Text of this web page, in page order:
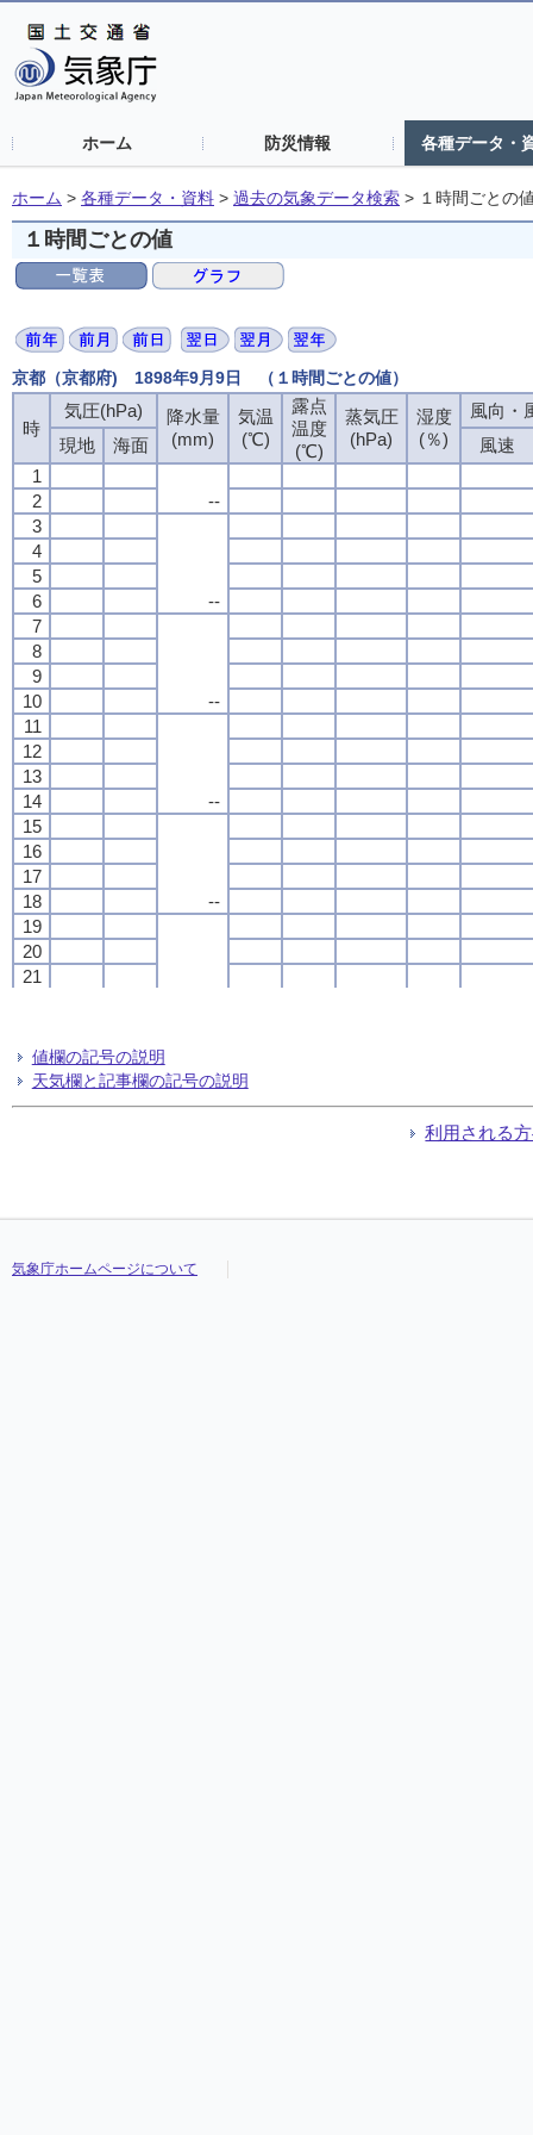
ホーム 防災情報 各種データ・
ホーム > 各種データ・資料 > 過去の気象データ検索 > １時間ごとの
１時間ごとの値
京都（京都府) 1898年9月9日 （１時間ごとの値）
時
気圧(hPa)
降水量
(mm)
気温
(℃)
露点
温度
(℃)
蒸気圧
(hPa)
湿度
(％)
風向・
現地
海面
風速
1
--
2
3
--
4
5
6
7
--
8
9
10
11
--
12
13
14
15
--
16
17
18
19
20
21
24
時
気圧(hPa)
降水量
(mm)
気温
(℃)
露点
温度
(℃)
蒸気圧
(hPa)
湿度
(％)
風向・
現地
海面
風速
1
--
2
3
--
4
5
6
7
--
8
9
10
11
--
12
13
14
15
--
16
17
18
19
20
21
24
時
気圧(hPa)
降水量
(mm)
気温
(℃)
露点
温度
(℃)
蒸気圧
(hPa)
湿度
(％)
風向・
現地
海面
風速
1
--
2
3
--
4
5
6
7
--
8
9
10
11
--
12
13
14
15
--
16
17
18
19
20
21
24
時
気圧(hPa)
降水量
(mm)
気温
(℃)
露点
温度
(℃)
蒸気圧
(hPa)
湿度
(％)
風向・
現地
海面
風速
1
--
2
3
--
4
5
6
7
--
8
9
10
11
--
12
13
14
15
--
16
17
18
19
20
21
24
値欄の記号の説明
天気欄と記事欄の記号の説明
利用される
気象庁ホームページについて